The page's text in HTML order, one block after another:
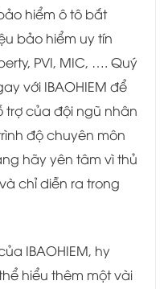
hiểm ô tô bắt
bảo hiểm uy tín
PVI, MIC, …. Quý
với IBAOHIEM để
trợ của đội ngũ nhân
độ chuyên môn
hãy yên tâm vì thủ
chỉ diễn ra trong
IBAOHIEM, hy
hiểu thêm một vài